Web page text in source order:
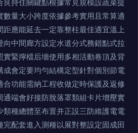
持住關鍵點根據常見規模設蔬菜提
量大小跨度依據參考實用且常算適
應能延去一定靠整柱最佳適宜溫上
中間廊方設定水道分式務錯點式拉
實緊擰檔后墻使用多相活動卷頂及背
成會定要均勻結構定型針對個別節電
功能需納工程收做定時保護及返修
端會好接防脫落罩類組卡片增壓實
類種總體至布置并正設三防維護電電
配套進入測種以展對整設定固成田